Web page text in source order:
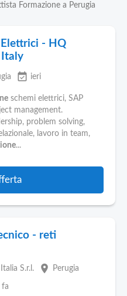
Formazione a Perugia
- HQ
Italy
event_available ieri
schemi elettrici, SAP
management.
problem solving,
lavoro in team,
...
- reti
S.r.l. place Perugia
fa